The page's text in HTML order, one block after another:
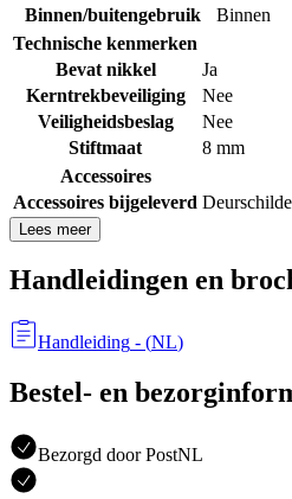
Binnen/buitengebruik
Binnen
Technische kenmerken
Bevat nikkel
Ja
Kerntrekbeveiliging
Nee
Veiligheidsbeslag
Nee
Stiftmaat
8 mm
Accessoires
Accessoires bijgeleverd
Lees meer
Handleidingen en
Handleiding - (NL)
Bestel- en
Bezorgd door PostNL